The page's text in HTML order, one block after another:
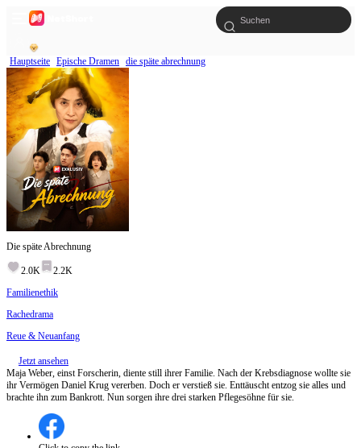
Hauptseite Epische Dramen die späte abrechnung
Die späte Abrechnung
2.0K
2.2K
Familienethik
Rachedrama
Reue & Neuanfang
Jetzt ansehen
Maja Weber, einst Forscherin, diente still ihrer Familie. Nach der Krebsdiagnose wollte sie
ihr Vermögen Daniel Krug vererben. Doch er verstieß sie. Enttäuscht entzog sie alles und
brachte ihn zum Bankrott. Nun sorgen ihre drei starken Pflegesöhne für sie.